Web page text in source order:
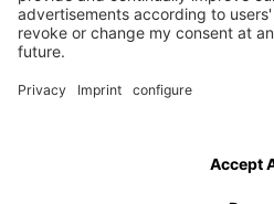
Mentions